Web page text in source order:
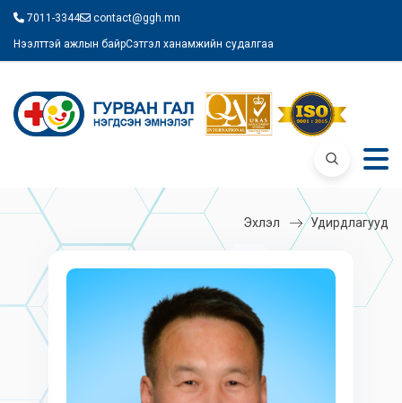
7011-3344 contact@ggh.mn
Нээлттэй ажлын байрСэтгэл ханамжийн судалгаа
Эхлэл Удирдлагууд